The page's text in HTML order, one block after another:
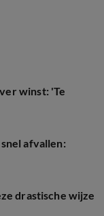
winst: 'Te
afvallen:
drastische wijze